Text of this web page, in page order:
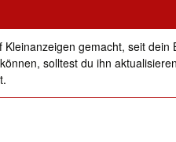
Kleinanzeigen gemacht, seit
solltest du ihn